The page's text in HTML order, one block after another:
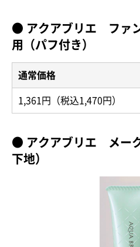
● アクアブリエ ファ
用（パフ付き）
通常価格
1,361円（税込1,470円）
● アクアブリエ メー
下地）